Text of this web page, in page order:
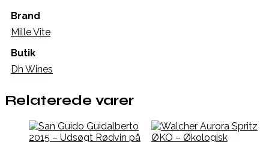
Brand
Mille Vite
Butik
Dh Wines
Relaterede varer